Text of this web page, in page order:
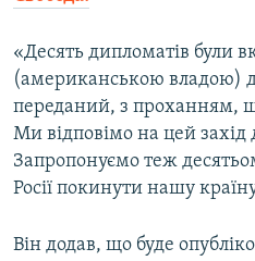
«Десять дипломатів були
(американською владою)
переданий, з проханням,
Ми відповімо на цей захід
Запропонуємо теж
Росії покинути нашу
Він додав, що буде